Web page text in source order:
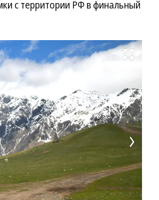
с территории РФ в финальный
Развернуть на весь экран